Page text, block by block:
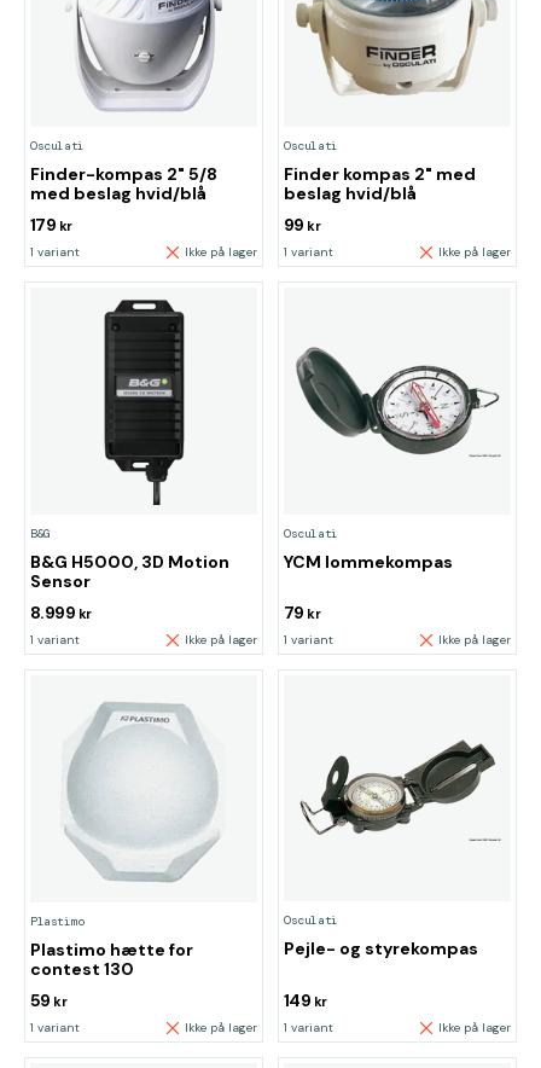
Osculati
Finder-kompas 2" 5/8
med beslag hvid/blå
179 kr
1 variant Ikke på lager
Osculati
Finder kompas 2" med
beslag hvid/blå
99 kr
1 variant Ikke på lager
B&G
B&G H5000, 3D Motion
Sensor
8.999 kr
1 variant Ikke på lager
Osculati
YCM lommekompas
79 kr
1 variant Ikke på lager
Plastimo
Plastimo hætte for
contest 130
59 kr
1 variant Ikke på lager
Osculati
Pejle- og styrekompas
149 kr
1 variant Ikke på lager